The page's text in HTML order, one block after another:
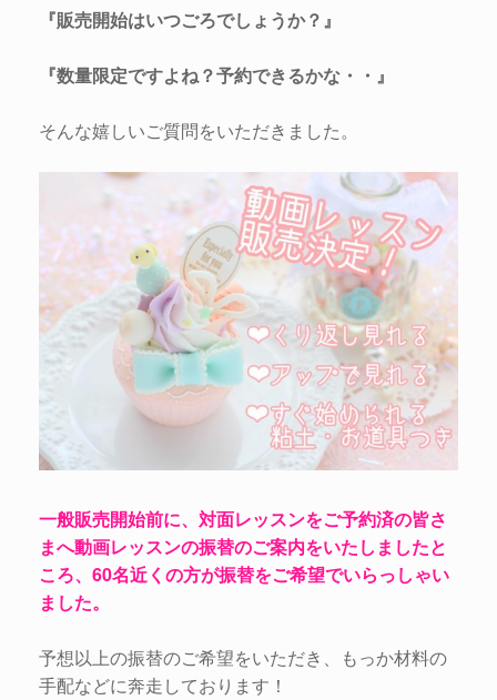
『販売開始はいつごろでしょうか？』
『数量限定ですよね？予約できるかな・・』
そんな嬉しいご質問をいただきました。
一般販売開始前に、対面レッスンをご予約済の皆さ
まへ動画レッスンの振替のご案内をいたしましたと
ころ、60名近くの方が振替をご希望でいらっしゃい
ました。
予想以上の振替のご希望をいただき、もっか材料の
手配などに奔走しております！